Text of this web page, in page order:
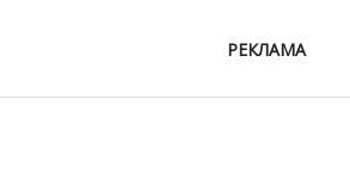
РЕКЛАМА